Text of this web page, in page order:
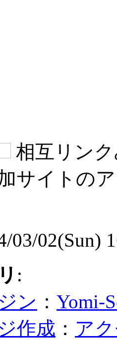
相互リン
サイトの
03/02(Sun)
:
ン ： Yomi-
作成 ： ア